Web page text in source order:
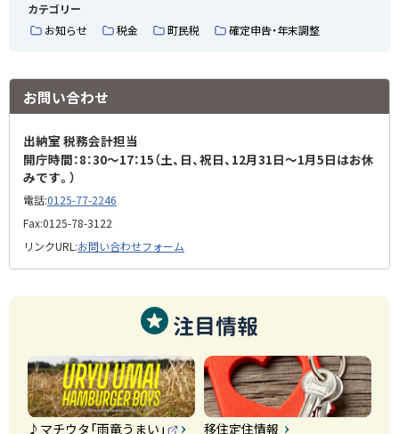
）
カテゴリー
お知らせ
税金 町民税 確定申告・年末調整
お問い合わせ
出納室 税務会計担当
開庁時間：8：30～17：15（土、日、祝日、12月31日～1月5日はお休
みです。）
電話:0125-77-2246
Fax:0125-78-3122
リンクURL:お問い合わせフォーム
注目情報
♪マチウタ「雨竜うまい」 移住定住情報